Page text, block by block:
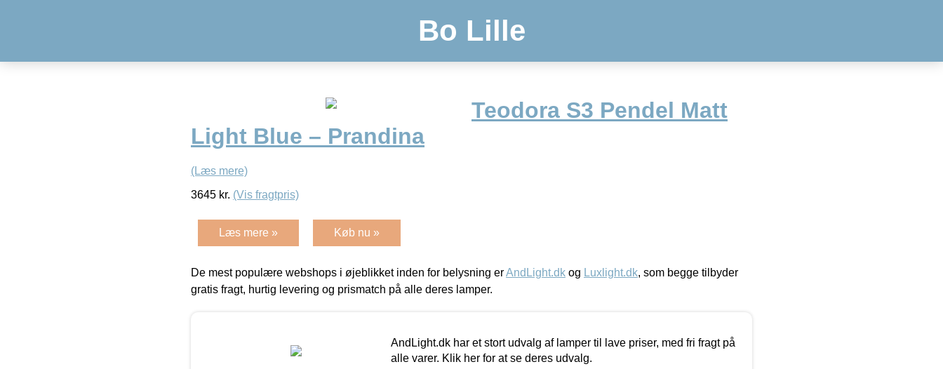
Bo Lille
Teodora S3 Pendel Matt
Light Blue – Prandina
(Læs mere)
3645 kr. (Vis fragtpris)
Læs mere » Køb nu »
De mest populære webshops i øjeblikket inden for belysning erAndLight.dk og Luxlight.dk, som begge tilbyder
gratis fragt, hurtig levering og prismatch på alle deres lamper.
AndLight.dk har et stort udvalg af lamper til lave priser, med fri fragt på
alle varer. Klik her for at se deres udvalg.